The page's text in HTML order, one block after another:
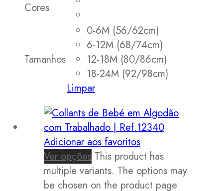
Cores
Tamanhos
0-6M (56/62cm)
6-12M (68/74cm)
12-18M (80/86cm)
18-24M (92/98cm)
Limpar
Adicionar aos favoritos
Ver opções This product has
multiple variants. The options may
be chosen on the product page